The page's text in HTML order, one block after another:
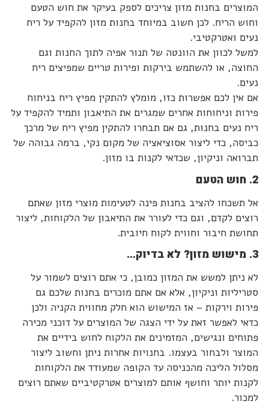
המוצרים בחנות מזון צריכים לספק בעיקר את חוש הטעם
וחוש הריח. לכן חשוב במיוחד בחנות מזון להקפיד על ריח
נעים ואטרקטיבי.
למשל לכוון את הוונטה של תנור אפיה לתוך החנות וגם
החוצה, או להשתמש בירקות ופירות טריים שמפיצים ריח
נעים.
אם אין לכם אפשרות כזו, מומלץ להתקין מפיץ ריח בניחוח
פירות וניחוחות אחרים שמגרים את התיאבון ותמיד להקפיד על
ריח נעים בחנות, גם אם תבחרו להתקין מפיץ ריח של מרכך
כביסה, כדי ליצור אסוציאציה של מקום נקי, ברמה גבוהה של
תברואה וניקיון, שכדאי לקנות בו מזון.
2. חוש הטעם
אל תשכחו להציב בחנות פינה לטעימות מוצרי מזון שאתם
רוצים לקדם, וגם כדי לעורר את התיאבון של הלקוחות, ליצור
תחושת חיבור וחווית לקוח חיובית.
3. מישוש מזון? לא בדיוק…
לא ניתן למשש את המזון כמובן, כי אתם רוצים לשמור על
סטריליות וניקיון, אלא אם אתם מוכרים בחנות שלכם גם
פירות וירקות – אז המישוש הוא חלק מחווית הקניה ולכן
כדאי לאפשר זאת על ידי הצגה של המוצרים על דוכני מכירה
פתוחים ונגישים, המזמינים את הלקוח לחוש בידיים את
המוצר ולבחור בעצמו. בחנויות אחרות ניתן וחשוב ליצור
מסלול הליכה מהכניסה עד הקופה שמעודד את הלקוחות
לקנות יותר וחושף אותם למוצרים אטרקטיביים שאתם רוצים
למכור.